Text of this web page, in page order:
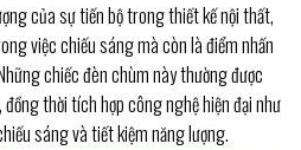
của sự tiến bộ trong thiết kế nội thất,
việc chiếu sáng mà còn là điểm nhấn
chiếc đèn chùm này thường được
thời tích hợp công nghệ hiện đại như
sáng và tiết kiệm năng lượng.